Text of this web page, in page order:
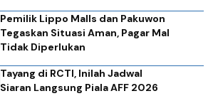
Pemilik Lippo Malls dan Pakuwon
Tegaskan Situasi Aman, Pagar Mal
Tidak Diperlukan
Tayang di RCTI, Inilah Jadwal
Siaran Langsung Piala AFF 2026